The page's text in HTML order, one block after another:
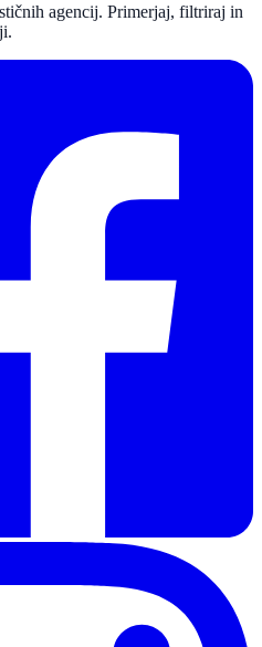
agencij. Primerjaj, filtriraj in